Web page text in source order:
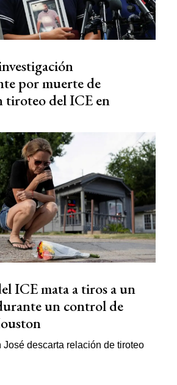
por muerte de
tiroteo del ICE en
ICE mata a tiros a un
un control de